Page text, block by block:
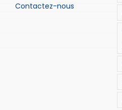
Contactez-nous